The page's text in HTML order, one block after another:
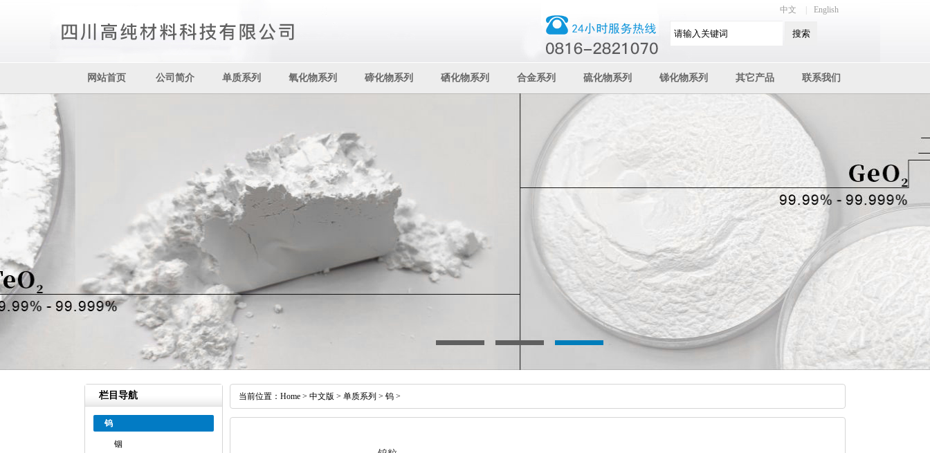
中文 English
网站首页 公司简介 单质系列 氧化物系列 碲化物系列 硒化物系列 合金系列 硫化物系列 锑化物系列 其它产品 联系我们
栏目导航
钨
铟
当前位置： Home > 中文版 > 单质系列 > 钨 >